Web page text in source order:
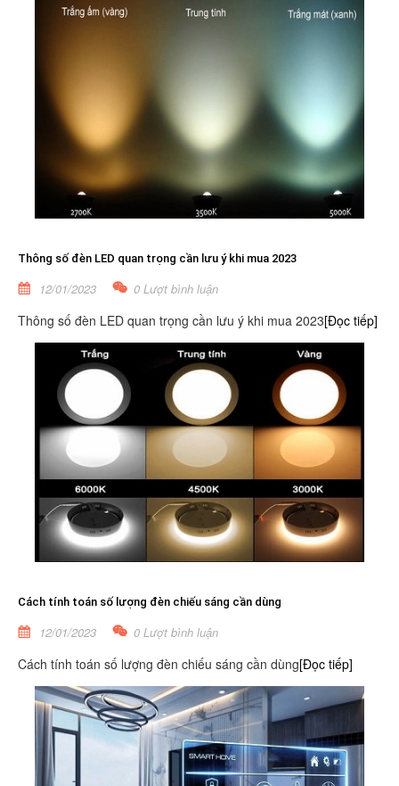
Thông số đèn LED quan trọng cần lưu ý khi mua 2023
12/01/2023 0 Lượt bình luận
Thông số đèn LED quan trọng cần lưu ý khi mua 2023[Đọc tiếp]
Cách tính toán số lượng đèn chiếu sáng cần dùng
12/01/2023 0 Lượt bình luận
Cách tính toán số lượng đèn chiếu sáng cần dùng[Đọc tiếp]